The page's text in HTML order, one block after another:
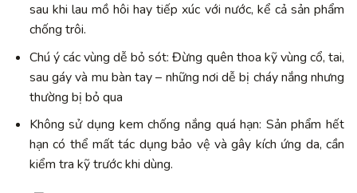
sau khi lau mồ hôi hay tiếp xúc với nước, kể cả sản phẩm
chống trôi.
Chú ý các vùng dễ bỏ sót: Đừng quên thoa kỹ vùng cổ, tai,
sau gáy và mu bàn tay – những nơi dễ bị cháy nắng nhưng
thường bị bỏ qua
Không sử dụng kem chống nắng quá hạn: Sản phẩm hết
hạn có thể mất tác dụng bảo vệ và gây kích ứng da, cần
kiểm tra kỹ trước khi dùng.